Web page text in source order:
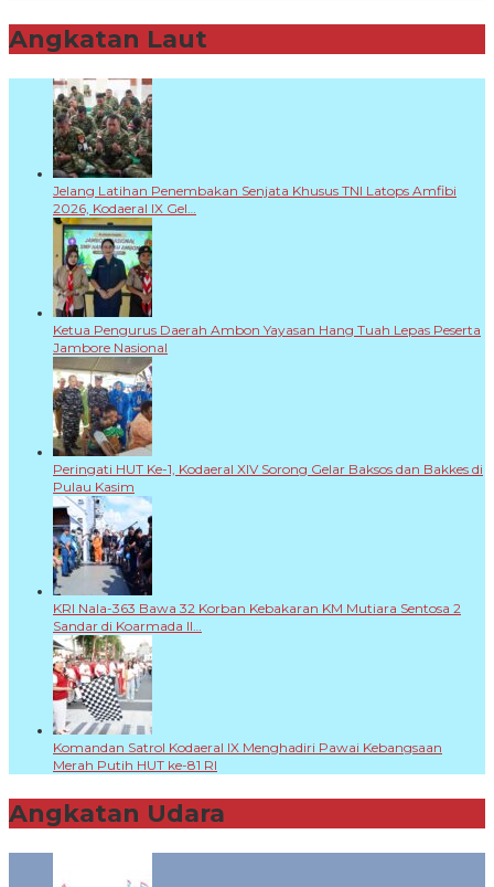
Angkatan Laut
Jelang Latihan Penembakan Senjata Khusus TNI Latops Amfibi
2026, Kodaeral IX Gel…
Ketua Pengurus Daerah Ambon Yayasan Hang Tuah Lepas Peserta
Jambore Nasional
Peringati HUT Ke-1, Kodaeral XIV Sorong Gelar Baksos dan Bakkes di
Pulau Kasim
KRI Nala-363 Bawa 32 Korban Kebakaran KM Mutiara Sentosa 2
Sandar di Koarmada II…
Komandan Satrol Kodaeral IX Menghadiri Pawai Kebangsaan
Merah Putih HUT ke-81 RI
Angkatan Udara